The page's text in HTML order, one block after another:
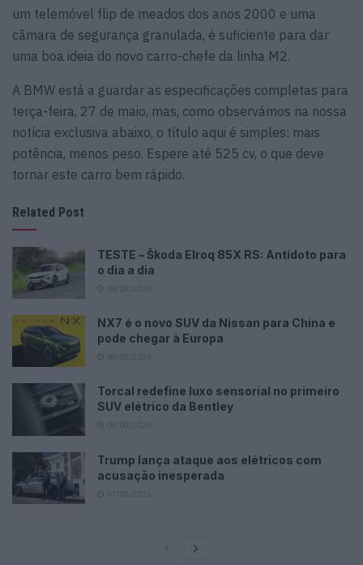
um telemóvel flip de meados dos anos 2000 e uma
câmara de segurança granulada, é suficiente para dar
uma boa ideia do novo carro-chefe da linha M2.
A BMW está a guardar as especificações completas para
terça-feira, 27 de maio, mas, como observámos na nossa
notícia exclusiva abaixo, o título aqui é simples: mais
potência, menos peso. Espere até 525 cv, o que deve
tornar este carro bem rápido.
Related Post
TESTE – Škoda Elroq 85X RS: Antídoto para
o dia a dia
NX7 é o novo SUV da Nissan para China e
pode chegar à Europa
Torcal redefine luxo sensorial no primeiro
SUV elétrico da Bentley
Trump lança ataque aos elétricos com
acusação inesperada